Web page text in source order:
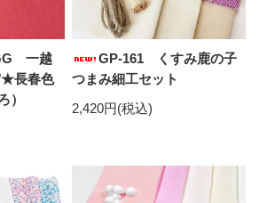
一越
★長春色
）
GP-161 くすみ鹿の子
つまみ細工セット
2,420円(税込)